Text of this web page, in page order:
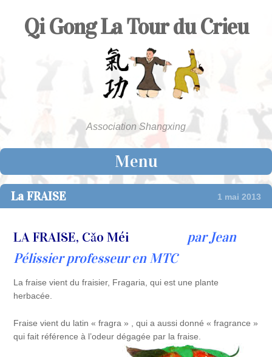
Qi Gong La Tour du Crieu
Association Shangxing
Menu
Skip to content
La FRAISE 1 mai 2013
LA FRAISE, Cǎo Méi
par Jean
Pélissier professeur en MTC
La fraise vient du fraisier, Fragaria, qui est une plante
herbacée.
Fraise vient du latin « fragra » , qui a aussi donné « fragrance »
qui fait référence à l’odeur dégagée par la fraise.